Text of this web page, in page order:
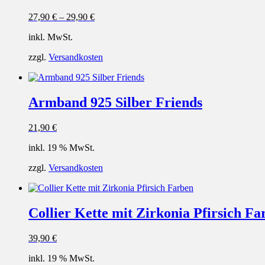
27,90 € – 29,90 €
inkl. MwSt.
zzgl. Versandkosten
Armband 925 Silber Friends
21,90 €
inkl. 19 % MwSt.
zzgl. Versandkosten
Collier Kette mit Zirkonia Pfirsich
39,90 €
inkl. 19 % MwSt.